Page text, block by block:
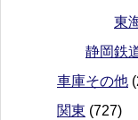
東
静岡鉄
車庫その他
関東 (727)